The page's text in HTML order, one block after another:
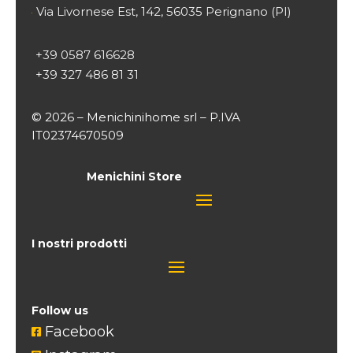
Via Livornese Est, 142, 56035 Perignano (PI)
+39 0587 616628
+39 327 486 81 31
© 2026 – Menichinihome srl – P.IVA
IT02374670509
Menichini Store
I nostri prodotti
Follow us
 Facebook